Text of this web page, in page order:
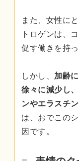
また、女性に
トロゲンは、
促す働きを持っ
しかし、 加齢
徐々に減少し
ンやエラスチ
は、おでこの
因です。